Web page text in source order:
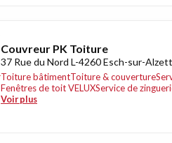
Couvreur PK Toiture
37 Rue du Nord L-4260 Esch-sur-
Toiture bâtimentToiture & couverture
Fenêtres de toit VELUXService de
Voir plus